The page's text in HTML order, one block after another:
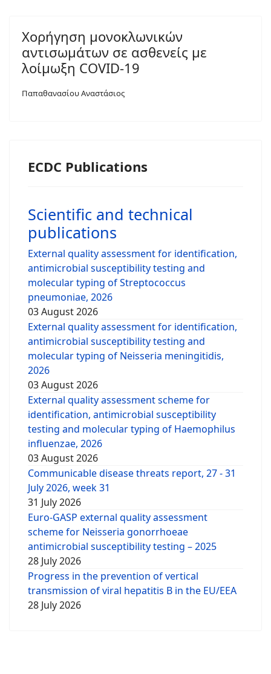
Χορήγηση μονοκλωνικών
αντισωμάτων σε ασθενείς με
λοίμωξη COVID-19
Παπαθανασίου Αναστάσιος
ECDC Publications
Scientific and technical
publications
External quality assessment for identification,
antimicrobial susceptibility testing and
molecular typing of Streptococcus
pneumoniae, 2026
03 August 2026
External quality assessment for identification,
antimicrobial susceptibility testing and
molecular typing of Neisseria meningitidis,
2026
03 August 2026
External quality assessment scheme for
identification, antimicrobial susceptibility
testing and molecular typing of Haemophilus
influenzae, 2026
03 August 2026
Communicable disease threats report, 27 - 31
July 2026, week 31
31 July 2026
Euro-GASP external quality assessment
scheme for Neisseria gonorrhoeae
antimicrobial susceptibility testing – 2025
28 July 2026
Progress in the prevention of vertical
transmission of viral hepatitis B in the EU/EEA
28 July 2026